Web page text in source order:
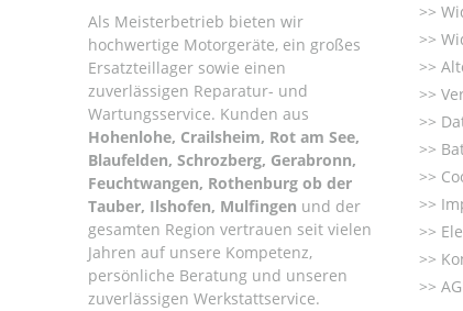
Als Meisterbetrieb bieten wir
hochwertige Motorgeräte, ein großes
Ersatzteillager sowie einen
zuverlässigen Reparatur- und
Wartungsservice. Kunden aus
Hohenlohe, Crailsheim, Rot am See,
Blaufelden, Schrozberg, Gerabronn,
Feuchtwangen, Rothenburg ob der
Tauber, Ilshofen, Mulfingen und der
gesamten Region vertrauen seit vielen
Jahren auf unsere Kompetenz,
persönliche Beratung und unseren
zuverlässigen Werkstattservice.